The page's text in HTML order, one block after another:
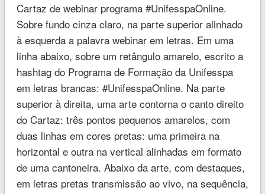
Cartaz de webinar programa #UnifesspaOnline.
Sobre fundo cinza claro, na parte superior alinhado
à esquerda a palavra webinar em letras. Em uma
linha abaixo, sobre um retângulo amarelo, escrito a
hashtag do Programa de Formação da Unifesspa
em letras brancas: #UnifesspaOnline. Na parte
superior à direita, uma arte contorna o canto direito
do Cartaz: três pontos pequenos amarelos, com
duas linhas em cores pretas: uma primeira na
horizontal e outra na vertical alinhadas em formato
de uma cantoneira. Abaixo da arte, com destaques,
em letras pretas transmissão ao vivo, na sequência,